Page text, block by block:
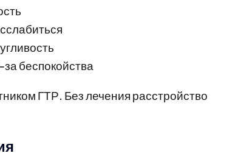
беспокойства
ГТР. Без лечения расстройство